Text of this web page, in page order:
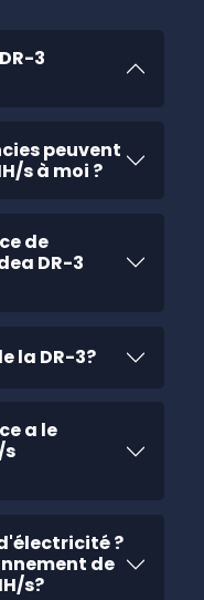
3
peuvent
s à moi ?
de
DR-3
la DR-3?
a le
s
?
de
s?